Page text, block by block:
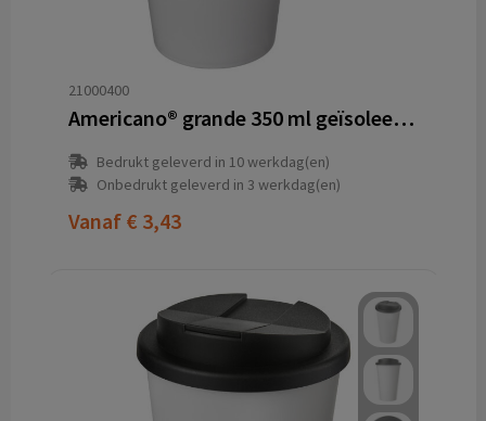
21000400
Americano® grande 350 ml geïsoleerde beker
Bedrukt geleverd in 10 werkdag(en)
Onbedrukt geleverd in 3 werkdag(en)
Vanaf € 3,43